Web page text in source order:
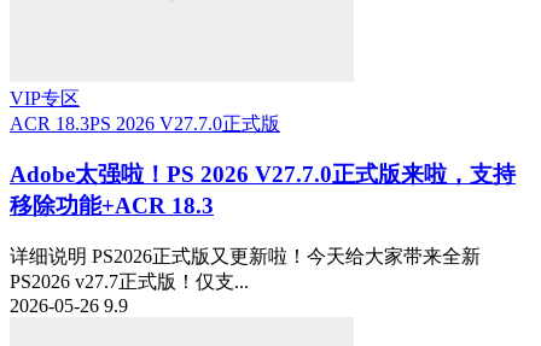
VIP专区
ACR 18.3PS 2026 V27.7.0正式版
Adobe太强啦！PS 2026 V27.7.0正式版来啦，支持
移除功能+ACR 18.3
详细说明 PS2026正式版又更新啦！今天给大家带来全新
PS2026 v27.7正式版！仅支...
2026-05-26 9.9